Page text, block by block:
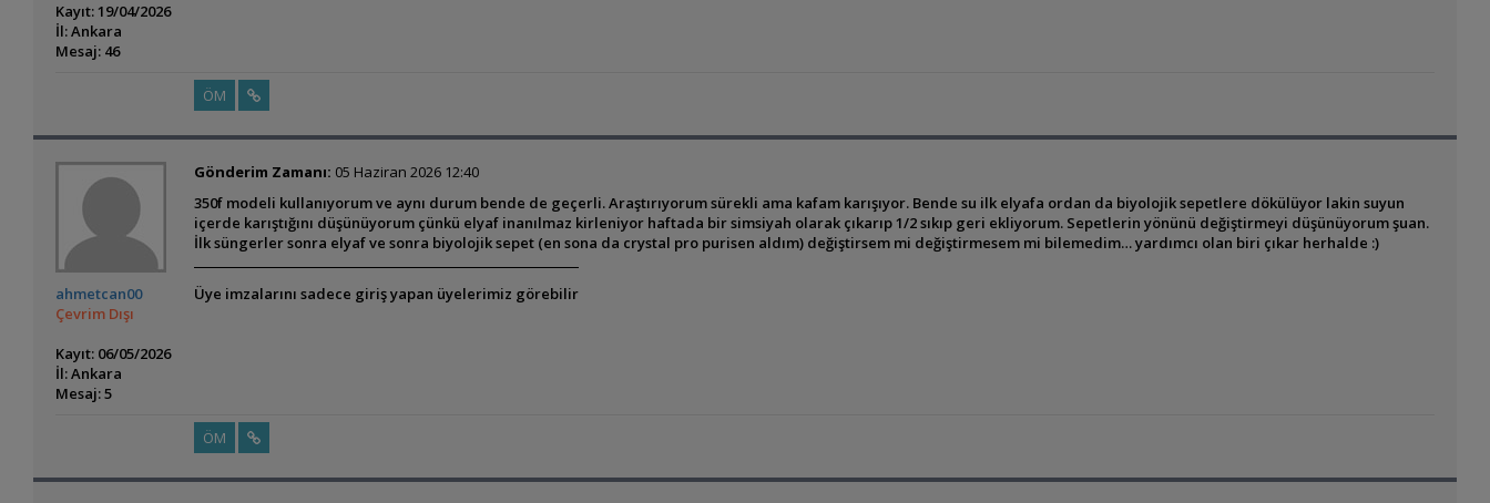
Kayıt: 19/04/2026
İl: Ankara
Mesaj: 46
ÖM
ahmetcan00
Çevrim Dışı
Kayıt: 06/05/2026
İl: Ankara
Mesaj: 5
Gönderim Zamanı: 05 Haziran 2026 12:40
350f modeli kullanıyorum ve aynı durum bende de geçerli. Araştırıyorum sürekli ama kafam karışıyor. Bende su ilk elyafa ordan da biyolojik sepetlere dökülüyor lakin suyun
içerde karıştığını düşünüyorum çünkü elyaf inanılmaz kirleniyor haftada bir simsiyah olarak çıkarıp 1/2 sıkıp geri ekliyorum. Sepetlerin yönünü değiştirmeyi düşünüyorum şuan.
İlk süngerler sonra elyaf ve sonra biyolojik sepet (en sona da crystal pro purisen aldım) değiştirsem mi değiştirmesem mi bilemedim… yardımcı olan biri çıkar herhalde :)
Üye imzalarını sadece giriş yapan üyelerimiz görebilir
ÖM